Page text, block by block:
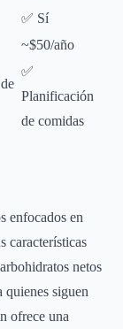
✅ Sí
~$50/año
✅
Planificación
de comidas
enfocados en
características
netos
quienes siguen
ofrece una